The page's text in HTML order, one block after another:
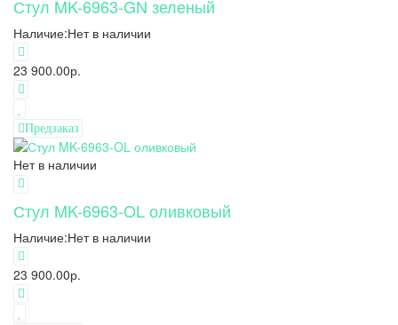
Стул MK-6963-GN зеленый
Наличие:Нет в наличии
23 900.00р.
Предзаказ
Нет в наличии
Стул MK-6963-OL оливковый
Наличие:Нет в наличии
23 900.00р.